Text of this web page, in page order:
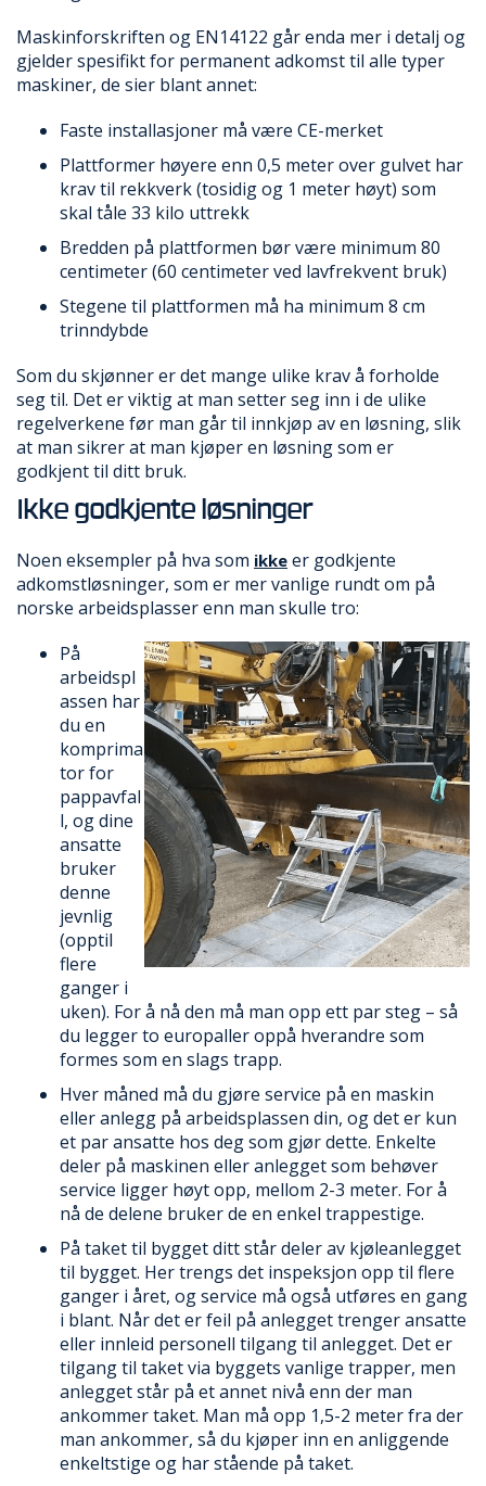
Maskinforskriften og EN14122 går enda mer i detalj og
gjelder spesifikt for permanent adkomst til alle typer
maskiner, de sier blant annet:
Faste installasjoner må være CE-merket
Plattformer høyere enn 0,5 meter over gulvet har
krav til rekkverk (tosidig og 1 meter høyt) som
skal tåle 33 kilo uttrekk
Bredden på plattformen bør være minimum 80
centimeter (60 centimeter ved lavfrekvent bruk)
Stegene til plattformen må ha minimum 8 cm
trinndybde
Som du skjønner er det mange ulike krav å forholde
seg til. Det er viktig at man setter seg inn i de ulike
regelverkene før man går til innkjøp av en løsning, slik
at man sikrer at man kjøper en løsning som er
godkjent til ditt bruk.
Ikke godkjente løsninger
Noen eksempler på hva som ikke er godkjente
adkomstløsninger, som er mer vanlige rundt om på
norske arbeidsplasser enn man skulle tro:
På
arbeidspl
assen har
du en
komprima
tor for
pappavfal
l, og dine
ansatte
bruker
denne
jevnlig
(opptil
flere
ganger i
uken). For å nå den må man opp ett par steg – så
du legger to europaller oppå hverandre som
formes som en slags trapp.
Hver måned må du gjøre service på en maskin
eller anlegg på arbeidsplassen din, og det er kun
et par ansatte hos deg som gjør dette. Enkelte
deler på maskinen eller anlegget som behøver
service ligger høyt opp, mellom 2-3 meter. For å
nå de delene bruker de en enkel trappestige.
På taket til bygget ditt står deler av kjøleanlegget
til bygget. Her trengs det inspeksjon opp til flere
ganger i året, og service må også utføres en gang
i blant. Når det er feil på anlegget trenger ansatte
eller innleid personell tilgang til anlegget. Det er
tilgang til taket via byggets vanlige trapper, men
anlegget står på et annet nivå enn der man
ankommer taket. Man må opp 1,5-2 meter fra der
man ankommer, så du kjøper inn en anliggende
enkeltstige og har stående på taket.